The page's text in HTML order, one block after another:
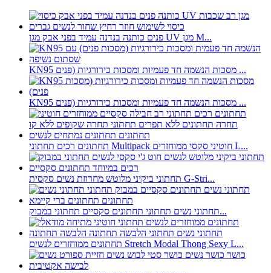
פנים כותנה בנדנה עמיד בפני אבק מגן UV מגן M...
KN95 מסכות הנשמה חד פעמיות ומסכות כירורגיות (פנים ...
KN95 מסכות הנשמה חד פעמיות ומסכות כירורגיות (פנים ...
תחתונים רכים תחתוני Multipack חוטיני סקסי ממוחזרים L...
תחתוני ביקיני מלוטש מחרוזת נשים סקסית G-Stri...
תחתוני נשים תחתוני תחתונים סקסיים תחתוני במבוק...
תחתונים ממוחזרים לנשים Stretch Modal Thong Sexy L...